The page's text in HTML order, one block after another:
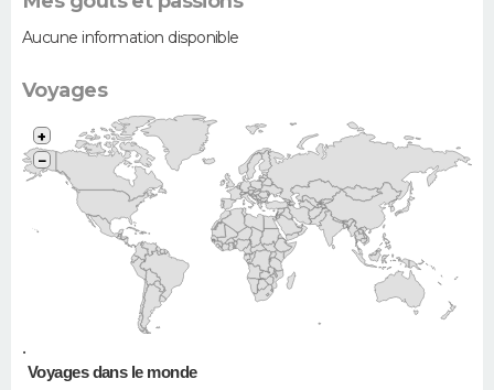
Aucune information disponible
Voyages
•
+
−
Voyages dans le monde